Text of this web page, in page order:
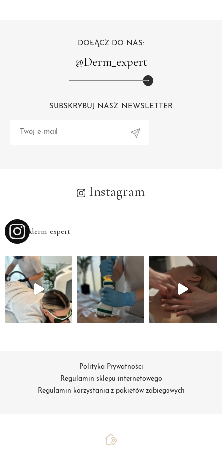
DOŁĄCZ DO NAS:
@Derm_expert
SUBSKRYBUJ NASZ NEWSLETTER
Instagram
derm_expert
Polityka Prywatności
Regulamin sklepu internetowego
Regulamin korzystania z pakietów zabiegowych